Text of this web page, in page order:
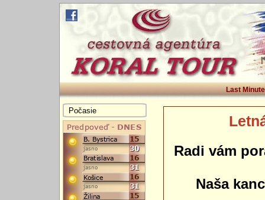
Last Minute
Radi vám
Naša
Počasie